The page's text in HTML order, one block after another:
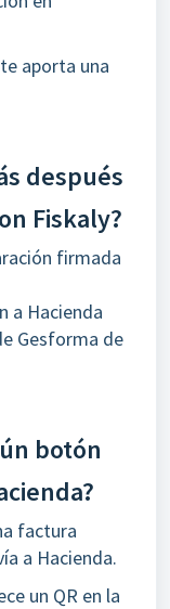
aporta una
después
Fiskaly?
firmada
a Hacienda
Gesforma de
botón
factura
a Hacienda.
un QR en la